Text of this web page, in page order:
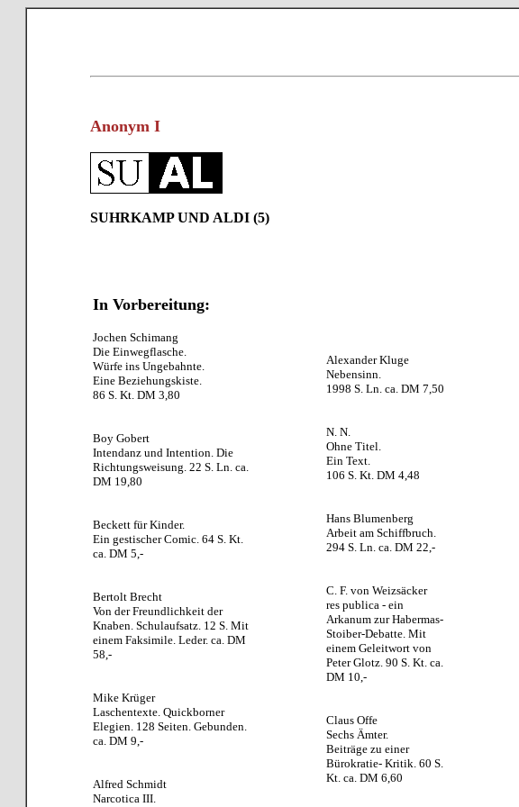
Anonym I
SUHRKAMP UND ALDI (5)
In Vorbereitung:
Jochen Schimang
Die Einwegflasche.
Würfe ins Ungebahnte.
Eine Beziehungskiste.
86 S. Kt. DM 3,80
Boy Gobert
Intendanz und Intention. Die
Richtungsweisung. 22 S. Ln. ca.
DM 19,80
Beckett für Kinder.
Ein gestischer Comic. 64 S. Kt.
ca. DM 5,-
Bertolt Brecht
Von der Freundlichkeit der
Knaben. Schulaufsatz. 12 S. Mit
einem Faksimile. Leder. ca. DM
58,-
Mike Krüger
Laschentexte. Quickborner
Elegien. 128 Seiten. Gebunden.
ca. DM 9,-
Alfred Schmidt
Narcotica III.
Alexander Kluge
Nebensinn.
1998 S. Ln. ca. DM 7,50
N. N.
Ohne Titel.
Ein Text.
106 S. Kt. DM 4,48
Hans Blumenberg
Arbeit am Schiffbruch.
294 S. Ln. ca. DM 22,-
C. F. von Weizsäcker
res publica - ein
Arkanum zur Habermas-
Stoiber-Debatte. Mit
einem Geleitwort von
Peter Glotz. 90 S. Kt. ca.
DM 10,-
Claus Offe
Sechs Ämter.
Beiträge zu einer
Bürokratie- Kritik. 60 S.
Kt. ca. DM 6,60